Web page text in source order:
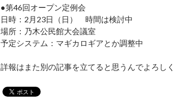
●第46回オープン定例会
日時：2月23日（日） 時間は検討中
場所：乃木公民館大会議室
予定システム：マギカロギアとか調整中
詳報はまた別の記事を立てると思うんでよろしく